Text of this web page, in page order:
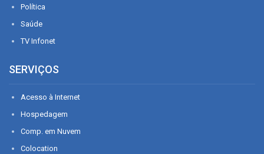
Política
Saúde
TV Infonet
SERVIÇOS
Acesso à Internet
Hospedagem
Comp. em Nuvem
Colocation